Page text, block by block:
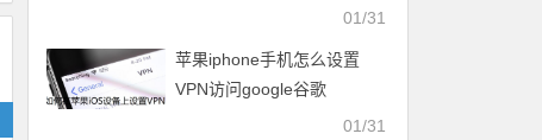
一加vivo小米OPPO中兴联想
01/31
苹果iphone手机怎么设置
VPN访问google谷歌
01/31